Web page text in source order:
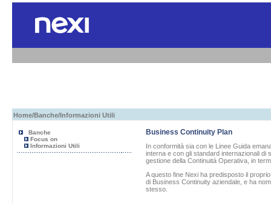
Home/Banche/Informazioni Utili
Banche
Focus on
Informazioni Utili
Business Continuity Plan
In conformità sia con le Linee Guida
interna e con gli standard internazionali di
gestione della Continuità Operativa, in
A questo fine Nexi ha predisposto il
di Business Continuity aziendale, e ha
stesso.